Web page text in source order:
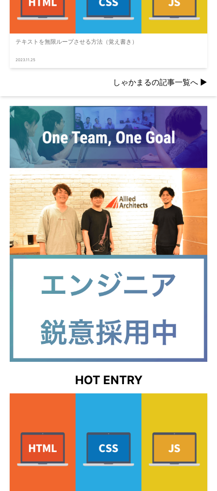
テキストを無限ループさせる方法（覚え書き）
2023.11.25
しゃかまるの記事一覧へ ▶︎
HOT ENTRY